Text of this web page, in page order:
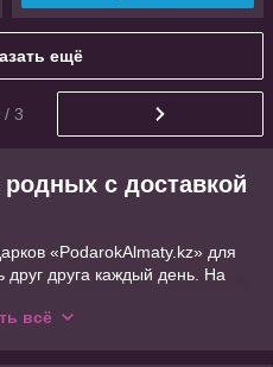
ещё
/ 3
с доставкой
«PodarokAlmaty.kz» для
друг друга каждый день. На
функциональный и
всё